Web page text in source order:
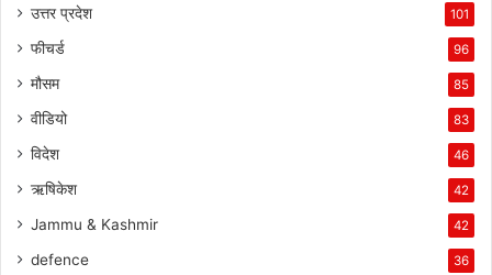
उत्तर प्रदेश 101
फीचर्ड 96
मौसम 85
वीडियो 83
विदेश 46
ऋषिकेश 42
Jammu & Kashmir 42
defence 36